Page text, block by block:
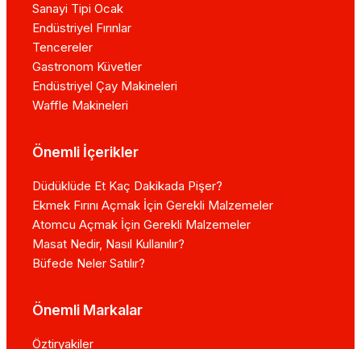
Sanayi Tipi Ocak
Endüstriyel Fırınlar
Tencereler
Gastronom Küvetler
Endüstriyel Çay Makineleri
Waffle Makineleri
Önemli İçerikler
Düdüklüde Et Kaç Dakikada Pişer?
Ekmek Fırını Açmak İçin Gerekli Malzemeler
Atomcu Açmak İçin Gerekli Malzemeler
Masat Nedir, Nasıl Kullanılır?
Büfede Neler Satılır?
Önemli Markalar
Öztiryakiler